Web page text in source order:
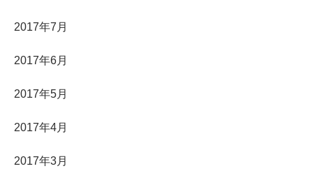
2017年7月
2017年6月
2017年5月
2017年4月
2017年3月